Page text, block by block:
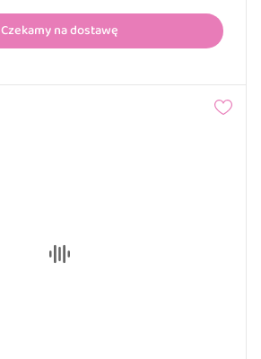
Czekamy na dostawę
24,00 zł